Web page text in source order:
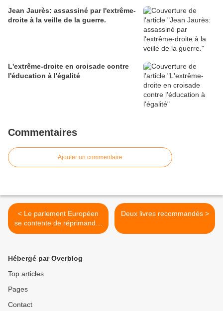
Jean Jaurès: assassiné par l'extrême-
droite à la veille de la guerre.
L'extrême-droite en croisade contre
l'éducation à l'égalité
Commentaires
Ajouter un commentaire
< Le parlement Européen
se contente de réprimander
le député antisémite
Deux livres recommandés >
Hébergé par Overblog
Top articles
Pages
Contact